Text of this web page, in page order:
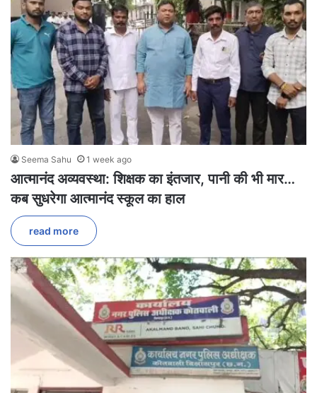
Seema Sahu 1 week ago
आत्मानंद अव्यवस्था: शिक्षक का इंतजार, पानी की भी मार…
कब सुधरेगा आत्मानंद स्कूल का हाल
read more